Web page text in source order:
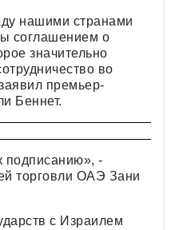
нашими странами
соглашением о
значительно
во
премьер-
Беннет.
подписанию», -
торговли ОАЭ Зани
с Израилем